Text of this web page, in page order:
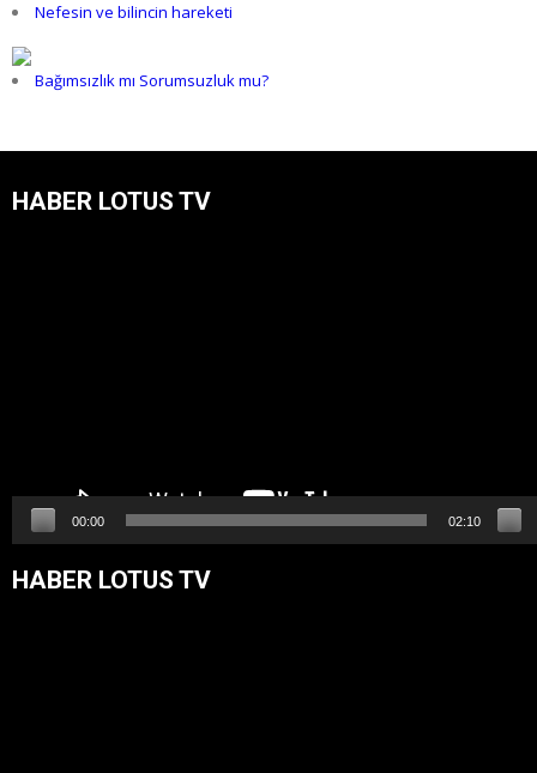
Nefesin ve bilincin hareketi
Bağımsızlık mı Sorumsuzluk mu?
HABER LOTUS TV
00:00 02:10
HABER LOTUS TV